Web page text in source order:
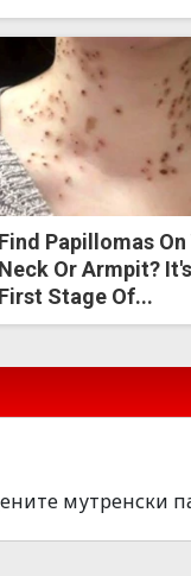
Find Papillomas On
Neck Or Armpit?
First Stage Of...
мутренски